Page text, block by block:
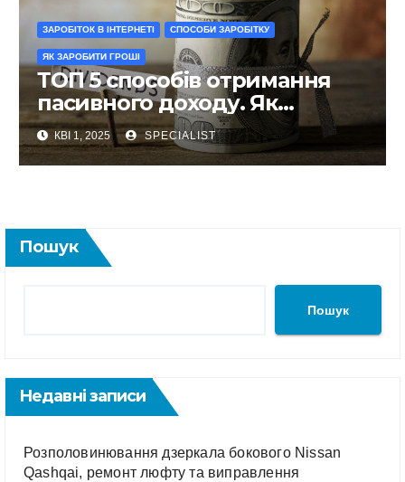
ЗАРОБІТОК В ІНТЕРНЕТІ СПОСОБИ ЗАРОБІТКУ
ЯК ЗАРОБИТИ ГРОШІ
ТОП 5 способів отримання
пасивного доходу. Як
отримати пасивний дохід в
інтернеті
КВІ 1, 2025 SPECIALIST
Пошук
Пошук
Недавні записи
Розполовинювання дзеркала бокового Nissan
Qashqai, ремонт люфту та виправлення